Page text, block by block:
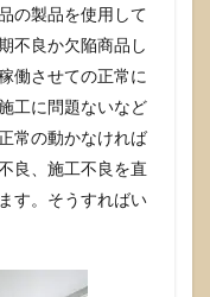
の製品を使用して
不良か欠陥商品し
働させての正常に
工に問題ないなど
常の動かなければ
良、施工不良を直
す。そうすればい